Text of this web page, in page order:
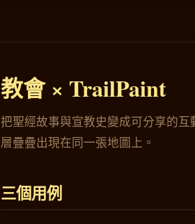
教會 × TrailPaint
把聖經故事與宣教史變成可分享的
層疊疊出現在同一張地圖上。
三個用例